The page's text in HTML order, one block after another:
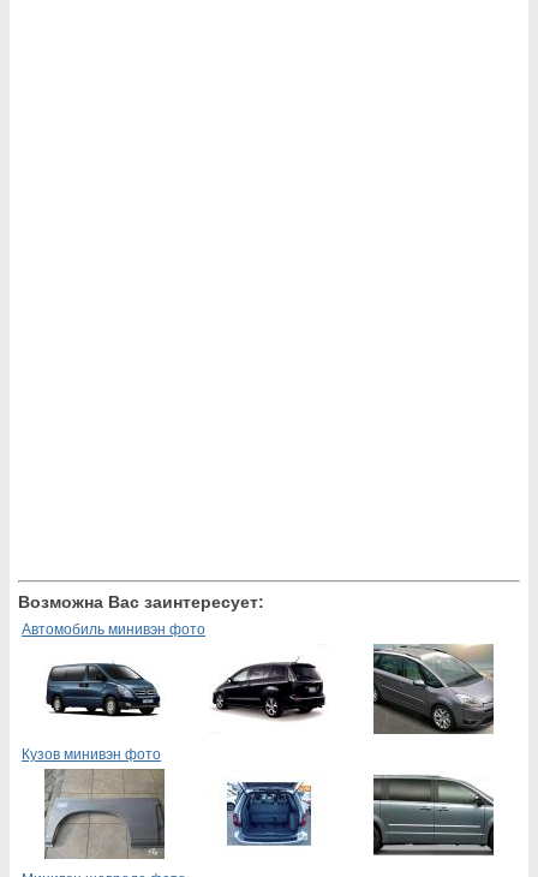
Возможна Вас заинтересует:
Автомобиль минивэн фото
Кузов минивэн фото